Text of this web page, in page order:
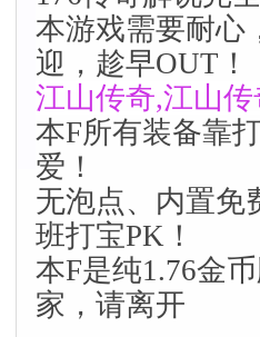
本游戏需要耐心
迎，趁早OUT！
江山传奇,江山传
本F所有装备靠
爱！
无泡点、内置免
班打宝PK！
本F是纯1.76金
家，请离开